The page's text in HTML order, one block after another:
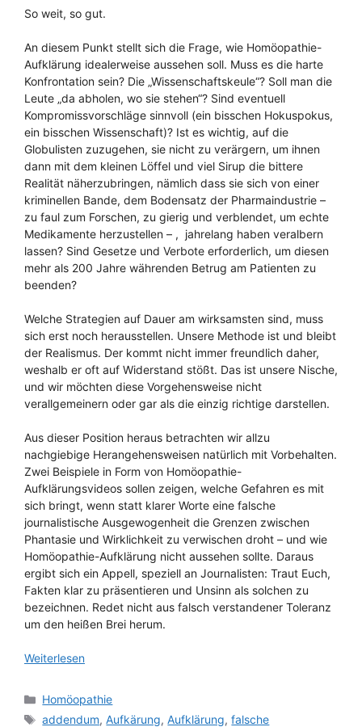
So weit, so gut.
An diesem Punkt stellt sich die Frage, wie Homöopathie-
Aufklärung idealerweise aussehen soll. Muss es die harte
Konfrontation sein? Die „Wissenschaftskeule“? Soll man die
Leute „da abholen, wo sie stehen“? Sind eventuell
Kompromissvorschläge sinnvoll (ein bisschen Hokuspokus,
ein bisschen Wissenschaft)? Ist es wichtig, auf die
Globulisten zuzugehen, sie nicht zu verärgern, um ihnen
dann mit dem kleinen Löffel und viel Sirup die bittere
Realität näherzubringen, nämlich dass sie sich von einer
kriminellen Bande, dem Bodensatz der Pharmaindustrie –
zu faul zum Forschen, zu gierig und verblendet, um echte
Medikamente herzustellen – , jahrelang haben veralbern
lassen? Sind Gesetze und Verbote erforderlich, um diesen
mehr als 200 Jahre währenden Betrug am Patienten zu
beenden?
Welche Strategien auf Dauer am wirksamsten sind, muss
sich erst noch herausstellen. Unsere Methode ist und bleibt
der Realismus. Der kommt nicht immer freundlich daher,
weshalb er oft auf Widerstand stößt. Das ist unsere Nische,
und wir möchten diese Vorgehensweise nicht
verallgemeinern oder gar als die einzig richtige darstellen.
Aus dieser Position heraus betrachten wir allzu
nachgiebige Herangehensweisen natürlich mit Vorbehalten.
Zwei Beispiele in Form von Homöopathie-
Aufklärungsvideos sollen zeigen, welche Gefahren es mit
sich bringt, wenn statt klarer Worte eine falsche
journalistische Ausgewogenheit die Grenzen zwischen
Phantasie und Wirklichkeit zu verwischen droht – und wie
Homöopathie-Aufklärung nicht aussehen sollte. Daraus
ergibt sich ein Appell, speziell an Journalisten: Traut Euch,
Fakten klar zu präsentieren und Unsinn als solchen zu
bezeichnen. Redet nicht aus falsch verstandener Toleranz
um den heißen Brei herum.
Weiterlesen
Kategorien
Homöopathie
Schlagwörter
addendum,Aufkärung,Aufklärung,falsche